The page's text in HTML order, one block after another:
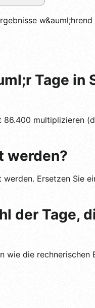
Tage in
multiplizieren
werden?
Ersetzen Sie
der Tage,
wie die rechnerischen